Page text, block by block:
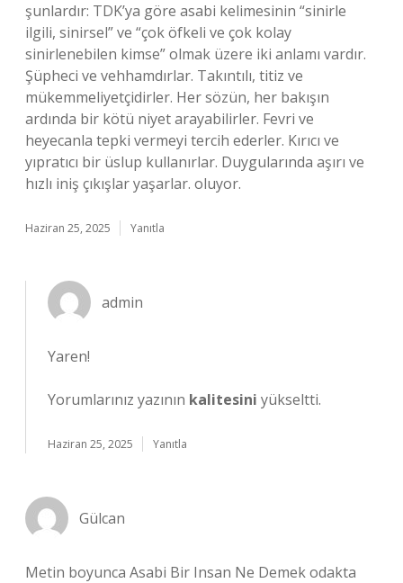
şunlardır: TDK’ya göre asabi kelimesinin “sinirle
ilgili, sinirsel” ve “çok öfkeli ve çok kolay
sinirlenebilen kimse” olmak üzere iki anlamı vardır.
Şüpheci ve vehhamdırlar. Takıntılı, titiz ve
mükemmeliyetçidirler. Her sözün, her bakışın
ardında bir kötü niyet arayabilirler. Fevri ve
heyecanla tepki vermeyi tercih ederler. Kırıcı ve
yıpratıcı bir üslup kullanırlar. Duygularında aşırı ve
hızlı iniş çıkışlar yaşarlar. oluyor.
Haziran 25, 2025 Yanıtla
admin
Yaren!
Yorumlarınız yazının kalitesini yükseltti.
Haziran 25, 2025 Yanıtla
Gülcan
Metin boyunca Asabi Bir Insan Ne Demek odakta